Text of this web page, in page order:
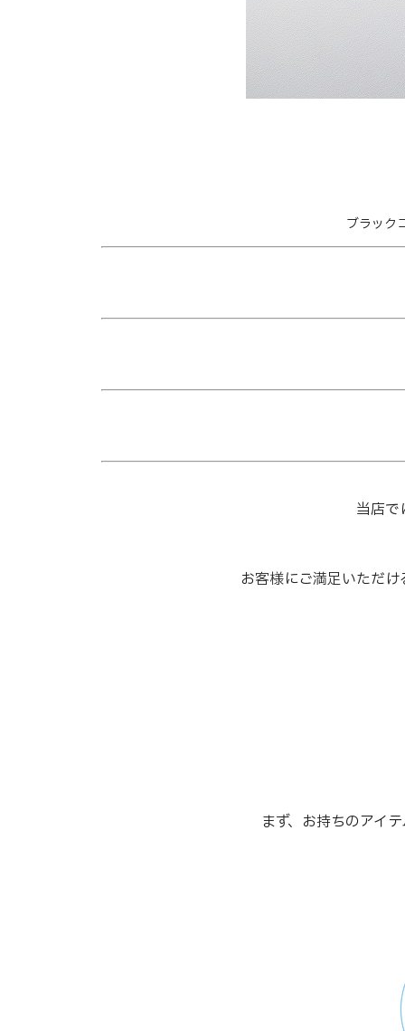
ブラック
当店で
お客様にご満足いただ
まず、お持ちのアイ